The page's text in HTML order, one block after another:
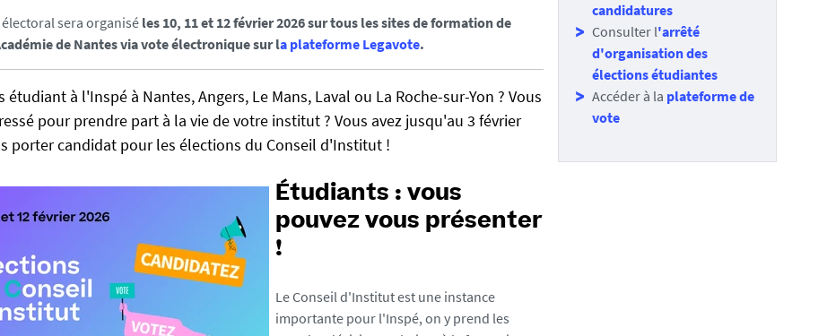
sera organisé les 10, 11 et 12 février 2026 sur tous les sites de formation de
de Nantes via vote électronique sur la plateforme Legavote.
étudiant à l'Inspé à Nantes, Angers, Le Mans, Laval ou La Roche-sur-Yon ? Vous
pour prendre part à la vie de votre institut ? Vous avez jusqu'au 3 février
porter candidat pour les élections du Conseil d'Institut !
Étudiants : vous
pouvez vous présenter
!
Le Conseil d'Institut est une instance
importante pour l'Inspé, on y prend les
candidatures
Consulter l'arrêté
d'organisation des
élections étudiantes
Accéder à la plateforme de
vote